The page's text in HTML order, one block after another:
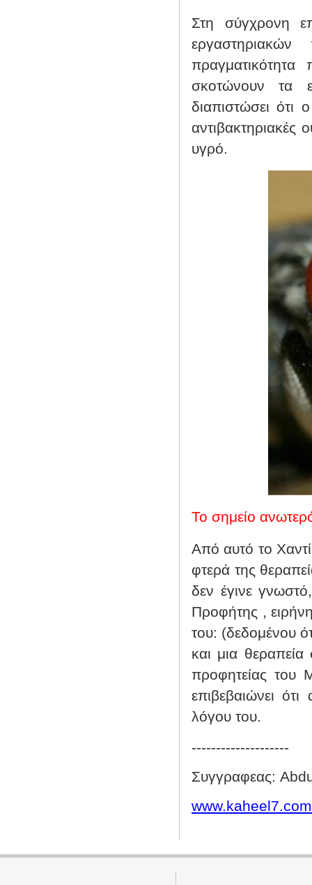
Στη σύγχρονη
πραγματικότητα
σκοτώνουν τα
διαπιστώσει ότι
αντιβακτηριακές
υγρό.
Το σημείο
Από αυτό το
φτερά της
δεν έγινε
Προφήτης ,
του: (δεδομένου
και μια
προφητείας του
επιβεβαιώνει
λόγου του.
--------------------
Συγγραφεας: